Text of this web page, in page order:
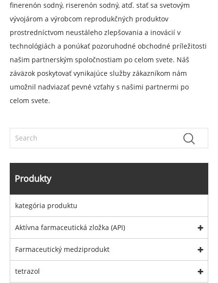
finerenón sodný, riserenón sodný, atď. stať sa svetovým
vývojárom a výrobcom reprodukčných produktov
prostredníctvom neustáleho zlepšovania a inovácií v
technológiách a ponúkať pozoruhodné obchodné príležitosti
našim partnerským spoločnostiam po celom svete. Náš
záväzok poskytovať vynikajúce služby zákazníkom nám
umožnil nadviazať pevné vzťahy s našimi partnermi po
celom svete.
Produkty
kategória produktu
Aktívna farmaceutická zložka (API)
Farmaceutický medziprodukt
tetrazol